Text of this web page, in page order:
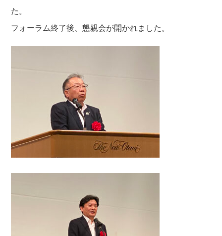
た。
フォーラム終了後、懇親会が開かれました。